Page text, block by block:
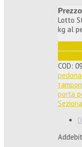
Lotto
kg al
COD:
porta